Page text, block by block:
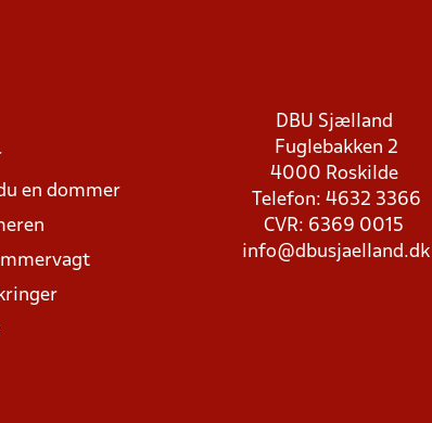
en dommer
DBU Sjælland
Fuglebakken 2
4000 Roskilde
Telefon: 4632 3366
CVR: 6369 0015
info@dbusjaelland.dk